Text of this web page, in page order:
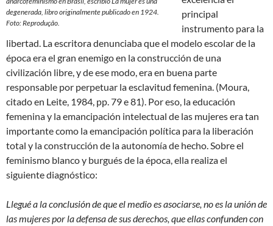
degenerada , libro originalmente publicado en 1924.
Foto: Reprodução.
principal
instrumento para la
libertad. La escritora denunciaba que el modelo escolar de la
época era el gran enemigo en la construcción de una
civilización libre, y de ese modo, era en buena parte
responsable por perpetuar la esclavitud femenina. (Moura,
citado en Leite, 1984, pp. 79 e 81). Por eso, la educación
femenina y la emancipación intelectual de las mujeres era tan
importante como la emancipación política para la liberación
total y la construcción de la autonomía de hecho. Sobre el
feminismo blanco y burgués de la época, ella realiza el
siguiente diagnóstico:
Llegué a la conclusión de que el medio es asociarse, no es la unión de
las mujeres por la defensa de sus derechos, que ellas confunden con